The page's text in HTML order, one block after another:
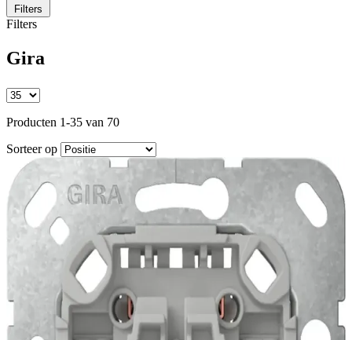
Filters
Filters
Gira
Producten 1-35 van 70
Sorteer op